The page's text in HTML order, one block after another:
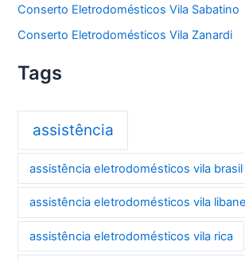
Conserto Eletrodomésticos Vila Sabatino
Conserto Eletrodomésticos Vila Zanardi
Tags
assistência
assistência eletrodomésticos vila brasil
assistência eletrodomésticos vila
assistência eletrodomésticos vila rica